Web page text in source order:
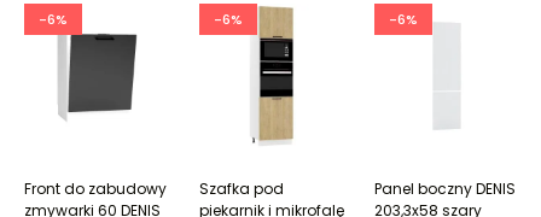
-6%
Front do zabudowy
zmywarki 60 DENIS
-6%
Szafka pod
piekarnik i mikrofalę
-6%
Panel boczny DENIS
203,3x58 szary